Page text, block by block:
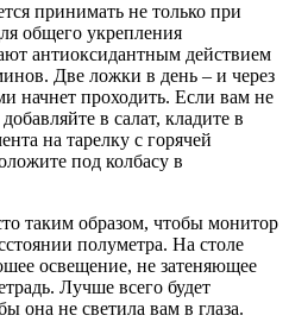
принимать не только при
общего укрепления
антиоксидантным действием
Две ложки в день – и через
начнет проходить. Если вам не
в салат, кладите в
на тарелку с горячей
под колбасу в
таким образом, чтобы монитор
полуметра. На столе
освещение, не затеняющее
Лучше всего будет
она не светила вам в глаза.